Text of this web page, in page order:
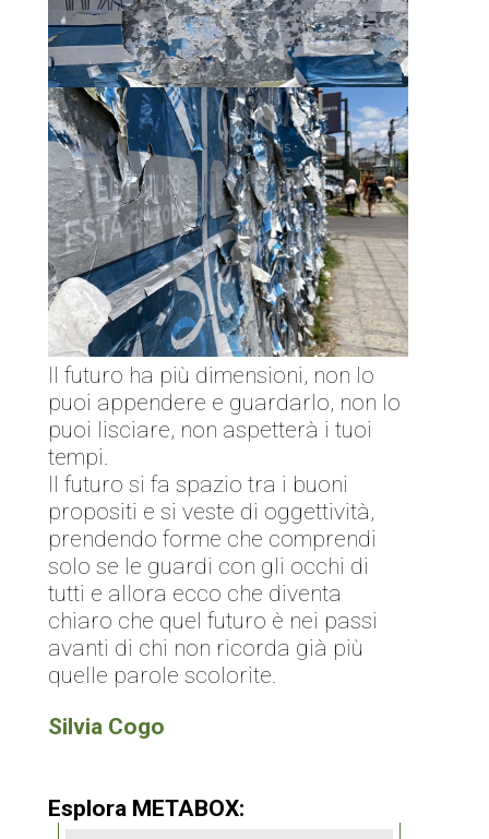
Il futuro ha più dimensioni, non lo
puoi appendere e guardarlo, non lo
puoi lisciare, non aspetterà i tuoi
tempi.
Il futuro si fa spazio tra i buoni
propositi e si veste di oggettività,
prendendo forme che comprendi
solo se le guardi con gli occhi di
tutti e allora ecco che diventa
chiaro che quel futuro è nei passi
avanti di chi non ricorda già più
quelle parole scolorite.
Silvia Cogo
Esplora METABOX: